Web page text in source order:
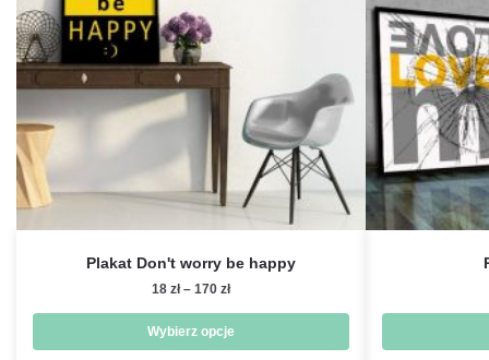
Plakat Don't worry be happy
18 zł – 170 złZakres
od
18 zł
Wybierz opcje